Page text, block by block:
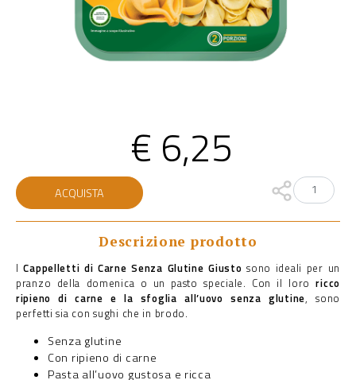
€ 6,25
CAPPELLETTI
DI
CARNE
SENZA
ACQUISTA
Descrizione prodotto
ICappelletti di Carne Senza Glutine Giusto sono ideali per un
pranzo della domenica o un pasto speciale. Con il lororicco
ripieno di carne e la sfoglia all’uovo senza glutine, sono
perfetti sia con sughi che in brodo.
Senza glutine
Con ripieno di carne
Pasta all’uovo gustosa e ricca